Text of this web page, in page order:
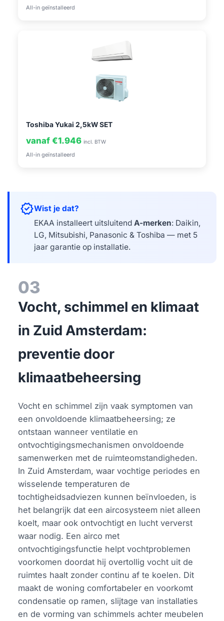
All-in geïnstalleerd
Toshiba Yukai 2,5kW SET
vanaf €1.946 incl. BTW
All-in geïnstalleerd
verifiedWist je dat?
EKAA installeert uitsluitendA-merken: Daikin,
LG, Mitsubishi, Panasonic & Toshiba — met 5
jaar garantie op installatie.
03
Vocht, schimmel en klimaat
in Zuid Amsterdam:
preventie door
klimaatbeheersing
Vocht en schimmel zijn vaak symptomen van
een onvoldoende klimaatbeheersing; ze
ontstaan wanneer ventilatie en
ontvochtigingsmechanismen onvoldoende
samenwerken met de ruimteomstandigheden.
In Zuid Amsterdam, waar vochtige periodes en
wisselende temperaturen de
tochtigheidsadviezen kunnen beïnvloeden, is
het belangrijk dat een aircosysteem niet alleen
koelt, maar ook ontvochtigt en lucht ververst
waar nodig. Een airco met
ontvochtigingsfunctie helpt vochtproblemen
voorkomen doordat hij overtollig vocht uit de
ruimtes haalt zonder continu af te koelen. Dit
maakt de woning comfortabeler en voorkomt
condensatie op ramen, slijtage van installaties
en de vorming van schimmels achter meubelen